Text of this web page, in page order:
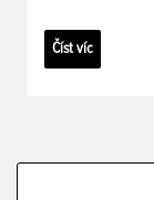
Číst víc